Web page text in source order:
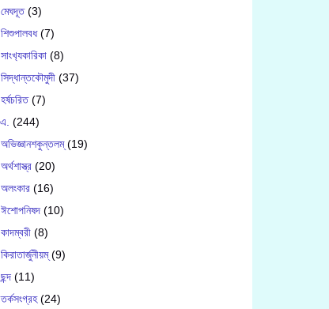
মেঘদূত(3)
শিশুপালবধ(7)
সাংখ‍্যকারিকা (8)
সিদ্ধান্তকৌমুদী (37)
হর্ষচরিত(7)
(244)
অভিজ্ঞানশকুন্তলম্(19)
অর্থশাস্ত্র (20)
অলংকার (16)
ঈশোপনিষদ (10)
কাদম্বরী (8)
কিরাতার্জুনীয়ম্(9)
ছন্দ (11)
তর্কসংগ্রহ(24)